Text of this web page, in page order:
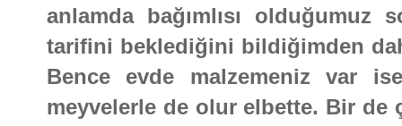
anlamda bağımlısı olduğumuz
tarifini beklediğini bildiğimden
Bence evde malzemeniz var
meyvelerle de olur elbette. Bir de